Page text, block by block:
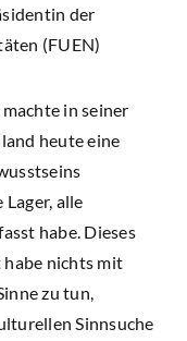
der
(FUEN)
in seiner
heute eine
alle
habe. Dieses
nichts mit
zu tun,
Sinnsuche